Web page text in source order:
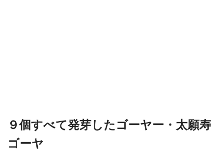
９個すべて発芽したゴーヤー・太願寿
ゴーヤ